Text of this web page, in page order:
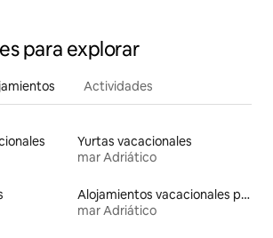
para explorar
Actividades
Yurtas vacacionales
mar Adriático
Alojamientos vacacionales para familias
mar Adriático